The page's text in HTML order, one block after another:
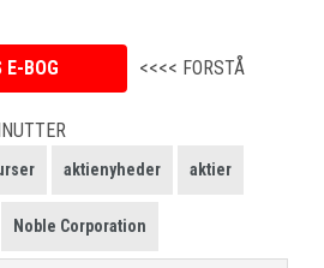
E-BOG <<<< FORSTÅ
aktienyheder aktier
Noble Corporation